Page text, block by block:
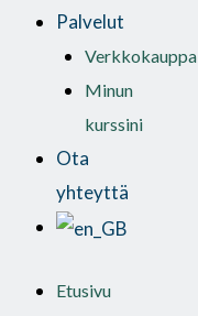
Palvelut
Verkkokauppa
Minun
kurssini
Ota
yhteyttä
Etusivu